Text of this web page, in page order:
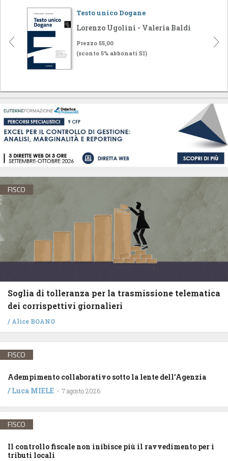
Testo unico Dogane
Lorenzo Ugolini - Valeria Baldi
Prezzo 55,00
(sconto 5% abbonati SI)
FISCO
Soglia di tolleranza per la trasmissione telematica
dei corrispettivi giornalieri
/ Alice BOANO
FISCO
Adempimento collaborativo sotto la lente dell’Agenzia
/Luca MIELE - 7 agosto 2026
FISCO
Il controllo fiscale non inibisce più il ravvedimento per i
tributi locali